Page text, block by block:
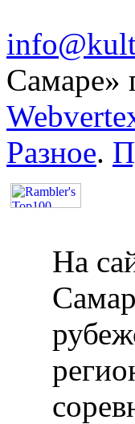
Самаре»
Разное.
На